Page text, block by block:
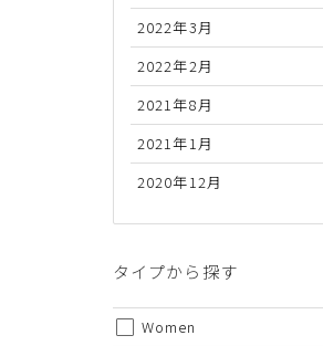
2022年3月
2022年2月
2021年8月
2021年1月
2020年12月
タイプから探す
Women
代金のお支払い方法について
金引換の中からお好きな決済方